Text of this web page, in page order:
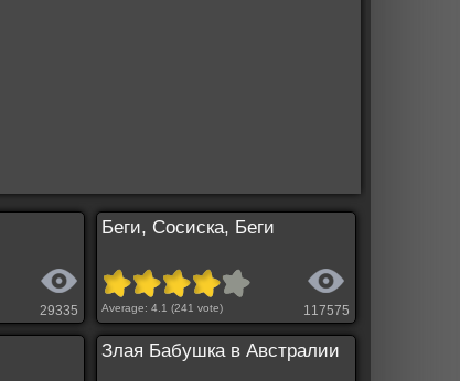
29335
Беги, Сосиска, Беги
Average: 4.1 (241 vote) 117575
Злая Бабушка в Австралии